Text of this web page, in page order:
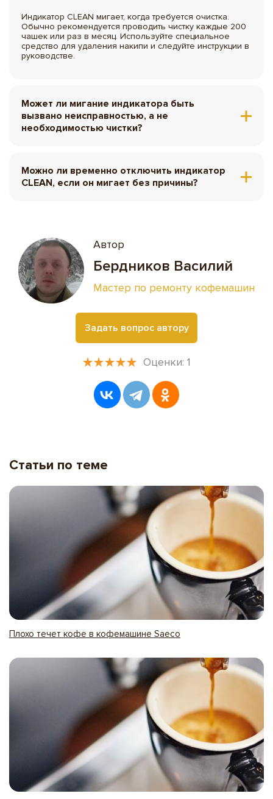
Индикатор CLEAN мигает, когда требуется очистка.
Обычно рекомендуется проводить чистку каждые 200
чашек или раз в месяц. Используйте специальное
средство для удаления накипи и следуйте инструкции в
руководстве.
Может ли мигание индикатора быть
вызвано неисправностью, а не
необходимостью чистки?
правильно ли выполнена процедура очистки. Если
проблема сохраняется, обратитесь в сервисный центр
Можно ли временно отключить индикатор
CLEAN, если он мигает без причины?
индикатор продолжает мигать, возможно, потребуется
профессиональная диагностика.
Автор
Бердников Василий
Мастер по ремонту кофемашин
Задать вопрос автору
Оценки: 1
Статьи по теме
Плохо течет кофе в кофемашине Saeco